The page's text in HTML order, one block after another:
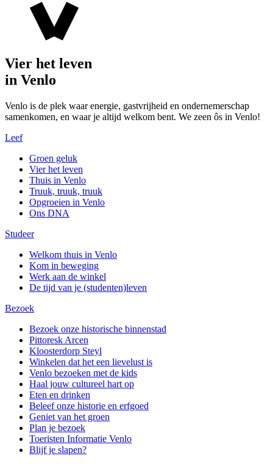
Vier het leven
in Venlo
Venlo is de plek waar energie, gastvrijheid en ondernemerschap
samenkomen, en waar je altijd welkom bent. We zeen ôs in Venlo!
Leef
Groen geluk
Vier het leven
Thuis in Venlo
Truuk, truuk, truuk
Opgroeien in Venlo
Ons DNA
Studeer
Welkom thuis in Venlo
Kom in beweging
Werk aan de winkel
De tijd van je (studenten)leven
Bezoek
Bezoek onze historische binnenstad
Pittoresk Arcen
Kloosterdorp Steyl
Winkelen dat het een lievelust is
Venlo bezoeken met de kids
Haal jouw cultureel hart op
Eten en drinken
Beleef onze historie en erfgoed
Geniet van het groen
Plan je bezoek
Toeristen Informatie Venlo
Blijf je slapen?